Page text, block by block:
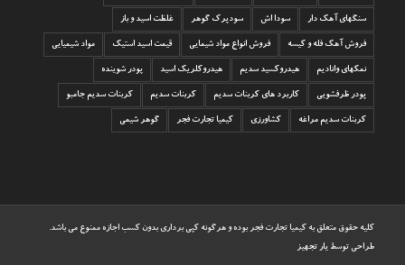
سنگهای آهک دار سودا اش سودپرک گوهر غلظت اسید و باز
فروش آهک فله و کیسه فروش انواع مواد شیمایی قیمت اسید استیک مواد شیمیایی
نمکهای وانادیم هیدروکسید سدیم هیدروکلریک اسید پودر شوینده
پودر ظرفشویی کاربرد های کربنات سدیم کربنات سدیم کربنات سدیم جامبو
کربنات سدیم مراغه کشاورزی کیمیا تجارت فجر گوهر شیمی
کلیه حقوق متعلق به کیمیا تجارت فجر بوده و هرگونه کپی برداری بدون کسب اجازه ممنوع می باشد.
طراحی توسط یار تجهیز